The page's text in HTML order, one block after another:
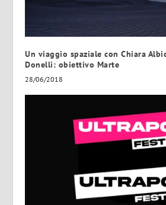
Un viaggio spaziale con Chiara
Donelli: obiettivo Marte
28/06/2018